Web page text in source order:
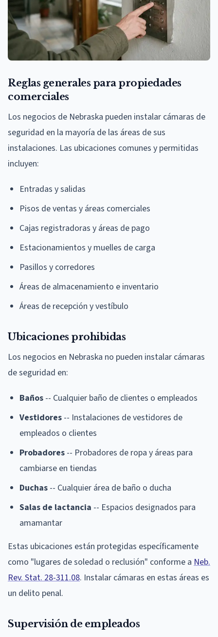
Reglas generales para propiedades
comerciales
Los negocios de Nebraska pueden instalar cámaras de
seguridad en la mayoría de las áreas de sus
instalaciones. Las ubicaciones comunes y permitidas
incluyen:
Entradas y salidas
Pisos de ventas y áreas comerciales
Cajas registradoras y áreas de pago
Estacionamientos y muelles de carga
Pasillos y corredores
Áreas de almacenamiento e inventario
Áreas de recepción y vestíbulo
Ubicaciones prohibidas
Los negocios en Nebraska no pueden instalar cámaras
de seguridad en:
Baños -- Cualquier baño de clientes o empleados
Vestidores -- Instalaciones de vestidores de
empleados o clientes
Probadores -- Probadores de ropa y áreas para
cambiarse en tiendas
Duchas -- Cualquier área de baño o ducha
Salas de lactancia -- Espacios designados para
amamantar
Estas ubicaciones están protegidas específicamente
como "lugares de soledad o reclusión" conforme a Neb.
Rev. Stat. 28-311.08. Instalar cámaras en estas áreas es
un delito penal.
Supervisión de empleados